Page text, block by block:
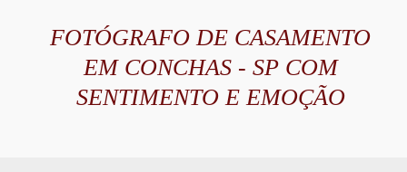
FOTÓGRAFO DE CASAMENTO
EM CONCHAS - SP COM
SENTIMENTO E EMOÇÃO